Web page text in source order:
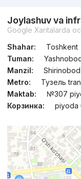
Joylashuv va
Google Xaritalarda
Shahar:
Toshkent
Tuman:
Manzil:
Metro:
Тузель
Maktab:
№307
Корзинка:
piyoda